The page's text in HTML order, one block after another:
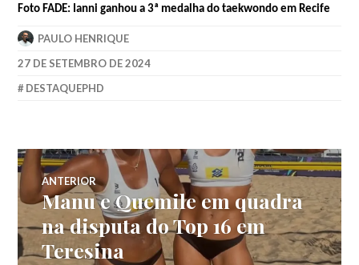
Foto FADE: Ianni ganhou a 3ª medalha do taekwondo em Recife
PAULO HENRIQUE
27 DE SETEMBRO DE 2024
DESTAQUEPHD
ANTERIOR
Manu e Quemile em quadra
na disputa do Top 16 em
Teresina